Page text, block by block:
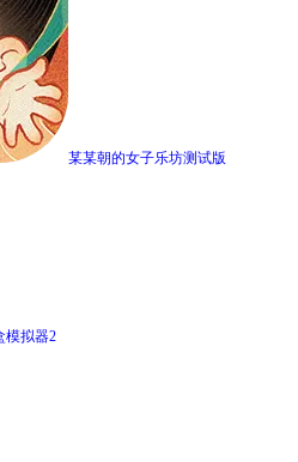
某某朝的女子乐坊测试版
模拟器2